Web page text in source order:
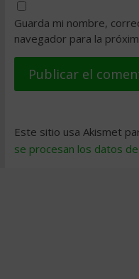
Guarda mi nombre,
navegador para la
Este sitio usa Akismet
se procesan los datos